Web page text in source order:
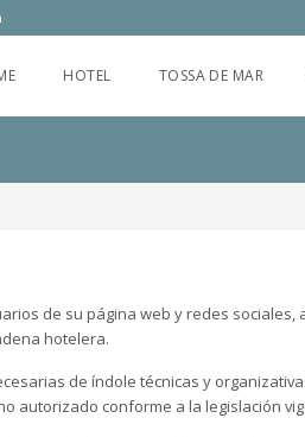
HOTEL TOSSA DE MAR
de su página web y redes
hotelera.
de índole técnicas y
autorizado conforme a la legislación